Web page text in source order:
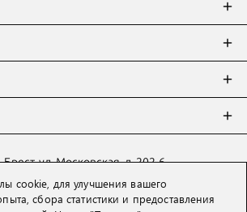
Брест, ул. Московская, д. 202-6
WhatsApp
( WhatsApp,Viber)
cookie, для улучшения вашего
сбора статистики и предоставления